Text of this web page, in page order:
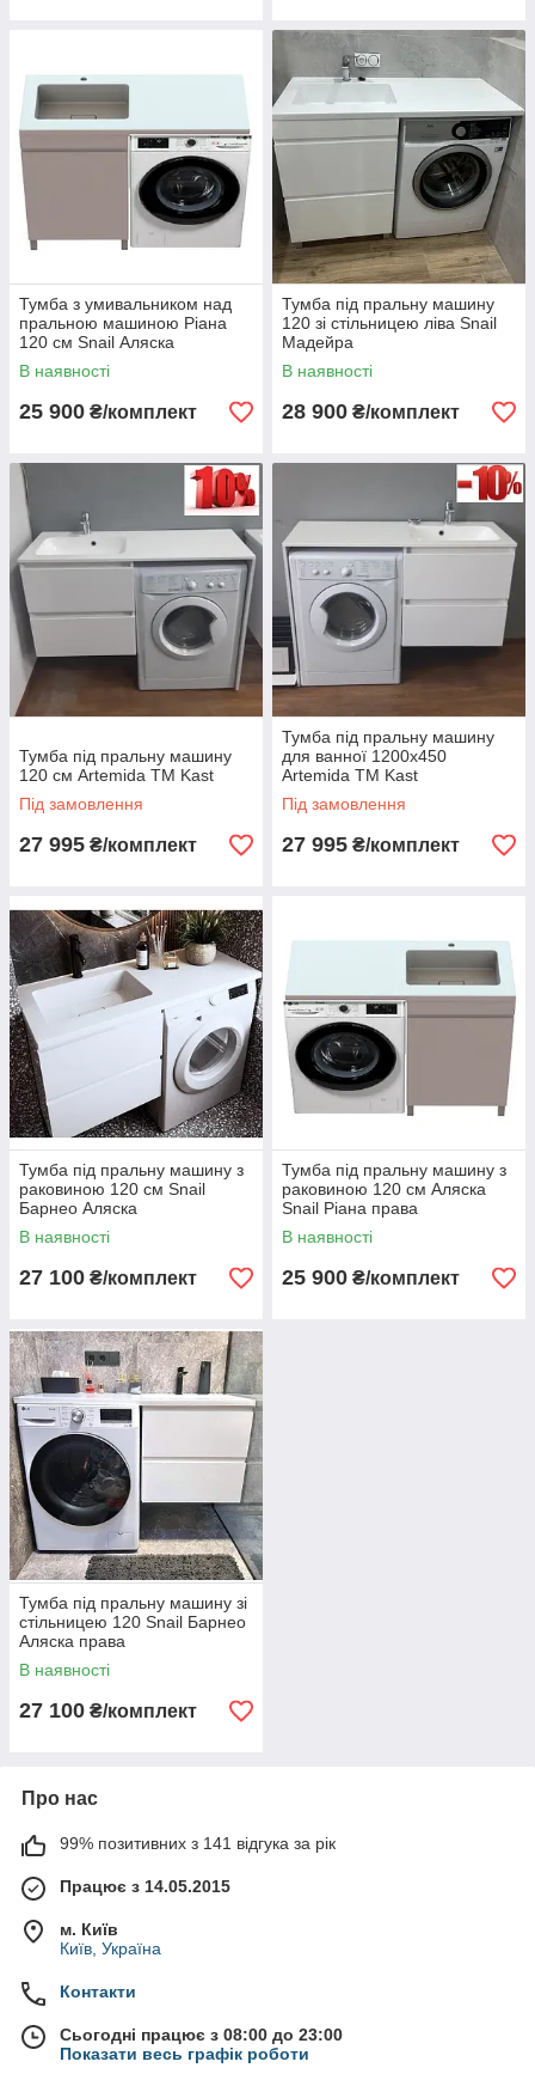
Тумба з умивальником над
пральною машиною Ріана
120 см Snail Аляска
В наявності
25 900 ₴/комплект
Тумба під пральну машину
120 зі стільницею ліва Snail
Мадейра
В наявності
28 900 ₴/комплект
Тумба під пральну машину
120 см Artemida TМ Kast
Під замовлення
27 995 ₴/комплект
Тумба під пральну машину
для ванної 1200х450
Artemida ТМ Kast
Під замовлення
27 995 ₴/комплект
Тумба під пральну машину з
раковиною 120 см Snail
Барнео Аляска
В наявності
27 100 ₴/комплект
Тумба під пральну машину з
раковиною 120 см Аляска
Snail Ріана права
В наявності
25 900 ₴/комплект
Тумба під пральну машину зі
стільницею 120 Snail Барнео
Аляска права
В наявності
27 100 ₴/комплект
Про нас
99% позитивних з 141 відгука за рік
Працює з 14.05.2015
м. Київ
Київ, Україна
Контакти
Сьогодні працює з 08:00 до 23:00
Показати весь графік роботи